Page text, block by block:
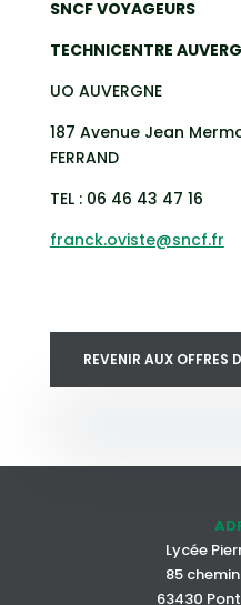
SNCF VOYAGEURS
TECHNICENTRE
UO AUVERGNE
187 Avenue Jean
FERRAND
TEL : 06 46 43 47 16
franck.oviste@sncf.fr
REVENIR AUX OFFRES
Lycée
85
63430